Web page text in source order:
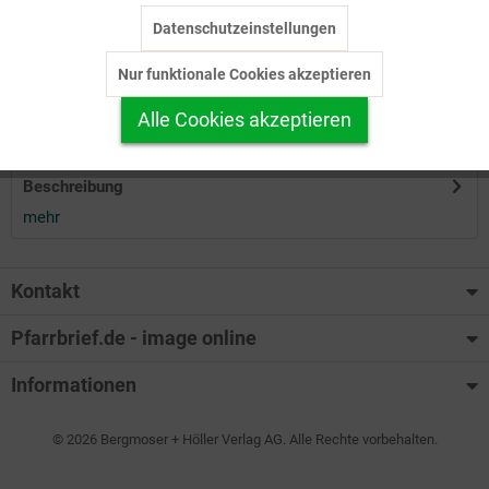
Herunterladen
Auf Ihren Merkzettel setzen
Beschreibung
mehr
Kontakt
Pfarrbrief.de - image online
Informationen
© 2026 Bergmoser + Höller Verlag AG. Alle Rechte vorbehalten.
Personalisierung Inaktiv
Service
Datenschutzeinstellungen
Nur funktionale Cookies akzeptieren
Alle Cookies akzeptieren